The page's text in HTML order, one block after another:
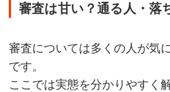
審査は甘い？通る人・落
審査については多くの人が気
です。
ここでは実態を分かりやすく